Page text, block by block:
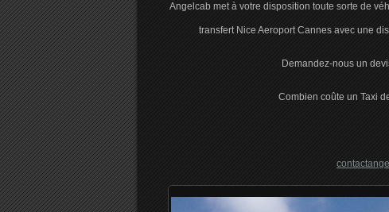
Angelcab met à votre disposition toute sorte de
transfert Nice Aeroport Cannes avec une
Demandez-nous un
Combien coûte un Taxi